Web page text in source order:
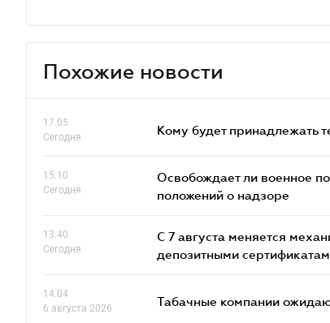
Похожие новости
17.05
Сегодня
Кому будет принадлежать
15.10
Сегодня
Освобождает ли военное
положений о надзоре
13.40
Сегодня
С 7 августа меняется
депозитными
14.04
6 августа 2026
Табачные компании